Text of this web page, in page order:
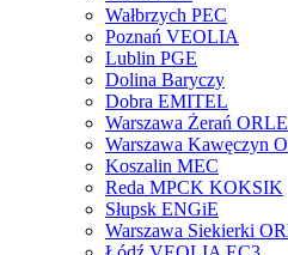
Wałbrzych PEC
Poznań VEOLIA
Lublin PGE
Dolina Baryczy
Dobra EMITEL
Warszawa Żerań
Warszawa Kawęczyn
Koszalin MEC
Reda MPCK KOKSIK
Słupsk ENGiE
Warszawa Siekierki